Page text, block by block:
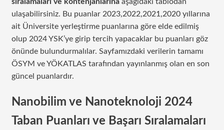
ulaşabilirsiniz. Bu puanlar 2023,2022,2021,2020 yıllarına
ait Üniversite yerleştirme puanlarına göre elde edilmiş
olup 2024 YSK’ye girip tercih yapacaklar bu puanları göz
önünde bulundurmalılar. Sayfamızdaki verilerin tamamı
ÖSYM ve YÖKATLAS tarafından yayınlanmış olan en son
güncel puanlardır.
Nanobilim ve Nanoteknoloji 2024
Taban Puanları ve Başarı Sıralamaları